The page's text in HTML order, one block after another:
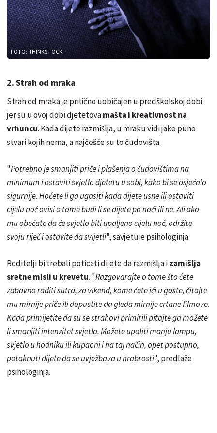
FOTO: THINKSTOCK
2. Strah od mraka
Strah od mraka je prilično uobičajen u predškolskoj dobi
jer su u ovoj dobi djetetovamašta i kreativnost na
vrhuncu. Kada dijete razmišlja, u mraku vidi jako puno
stvari kojih nema, a najčešće su to čudovišta.
"Potrebno je smanjiti priče i plašenja o čudovištima na
minimum i ostaviti svjetlo djetetu u sobi, kako bi se osjećalo
sigurnije. Hoćete li ga ugasiti kada dijete usne ili ostaviti
cijelu noć ovisi o tome budi li se dijete po noći ili ne. Ali ako
mu obećate da će svjetlo biti upaljeno cijelu noć, održite
svoju riječ i ostavite da svijetli", savjetuje psihologinja.
Roditelji bi trebali poticati dijete da razmišlja izamišlja
sretne misli u krevetu. "Razgovarajte o tome što ćete
zabavno raditi sutra, za vikend, kome ćete ići u goste, čitajte
mu mirnije priče ili dopustite da gleda mirnije crtane filmove.
Kada primijetite da su se strahovi primirili pitajte ga možete
li smanjiti intenzitet svjetla. Možete upaliti manju lampu,
svjetlo u hodniku ili kupaoni i na taj način, opet postupno,
potaknuti dijete da se uvježbava u hrabrosti", predlaže
psihologinja.